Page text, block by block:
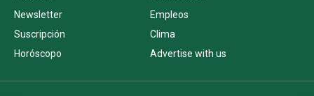
Newsletter
Empleos
Suscripción
Clima
Horóscopo
Advertise with us